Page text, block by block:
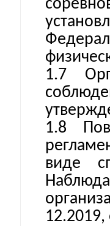
1.7
1.8
виде
12.2019,